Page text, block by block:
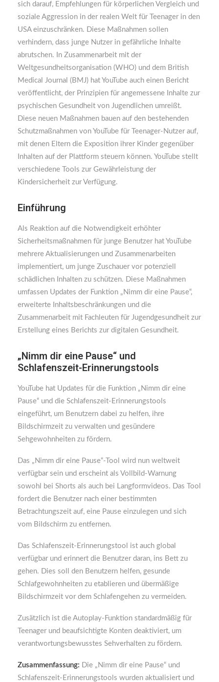
sich darauf, Empfehlungen für körperlichen Vergleich und
soziale Aggression in der realen Welt für Teenager in den
USA einzuschränken. Diese Maßnahmen sollen
verhindern, dass junge Nutzer in gefährliche Inhalte
abrutschen. In Zusammenarbeit mit der
Weltgesundheitsorganisation (WHO) und dem British
Medical Journal (BMJ) hat YouTube auch einen Bericht
veröffentlicht, der Prinzipien für angemessene Inhalte zur
psychischen Gesundheit von Jugendlichen umreißt.
Diese neuen Maßnahmen bauen auf den bestehenden
Schutzmaßnahmen von YouTube für Teenager-Nutzer auf,
mit denen Eltern die Exposition ihrer Kinder gegenüber
Inhalten auf der Plattform steuern können. YouTube stellt
verschiedene Tools zur Gewährleistung der
Kindersicherheit zur Verfügung.
Einführung
Als Reaktion auf die Notwendigkeit erhöhter
Sicherheitsmaßnahmen für junge Benutzer hat YouTube
mehrere Aktualisierungen und Zusammenarbeiten
implementiert, um junge Zuschauer vor potenziell
schädlichen Inhalten zu schützen. Diese Maßnahmen
umfassen Updates der Funktion „Nimm dir eine Pause“,
erweiterte Inhaltsbeschränkungen und die
Zusammenarbeit mit Fachleuten für Jugendgesundheit zur
Erstellung eines Berichts zur digitalen Gesundheit.
„Nimm dir eine Pause“ und
Schlafenszeit-Erinnerungstools
YouTube hat Updates für die Funktion „Nimm dir eine
Pause“ und die Schlafenszeit-Erinnerungstools
eingeführt, um Benutzern dabei zu helfen, ihre
Bildschirmzeit zu verwalten und gesündere
Sehgewohnheiten zu fördern.
Das „Nimm dir eine Pause“-Tool wird nun weltweit
verfügbar sein und erscheint als Vollbild-Warnung
sowohl bei Shorts als auch bei Langformvideos. Das Tool
fordert die Benutzer nach einer bestimmten
Betrachtungszeit auf, eine Pause einzulegen und sich
vom Bildschirm zu entfernen.
Das Schlafenszeit-Erinnerungstool ist auch global
verfügbar und erinnert die Benutzer daran, ins Bett zu
gehen. Dies soll den Benutzern helfen, gesunde
Schlafgewohnheiten zu etablieren und übermäßige
Bildschirmzeit vor dem Schlafengehen zu vermeiden.
Zusätzlich ist die Autoplay-Funktion standardmäßig für
Teenager und beaufsichtigte Konten deaktiviert, um
verantwortungsbewusstes Sehverhalten zu fördern.
Zusammenfassung: Die „Nimm dir eine Pause“ und
Schlafenszeit-Erinnerungstools wurden aktualisiert und